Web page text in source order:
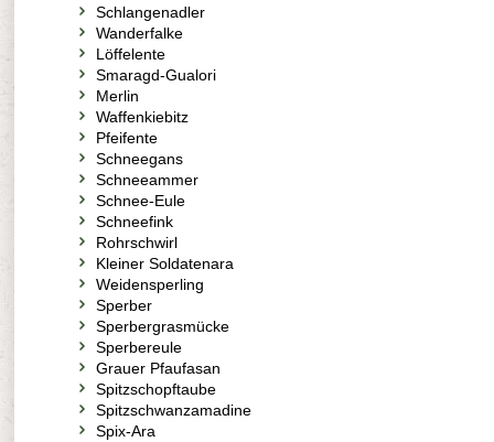
Schlangenadler
Wanderfalke
Löffelente
Smaragd-Gualori
Merlin
Waffenkiebitz
Pfeifente
Schneegans
Schneeammer
Schnee-Eule
Schneefink
Rohrschwirl
Kleiner Soldatenara
Weidensperling
Sperber
Sperbergrasmücke
Sperbereule
Grauer Pfaufasan
Spitzschopftaube
Spitzschwanzamadine
Spix-Ara